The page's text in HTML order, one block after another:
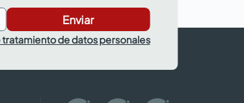
Enviar
tratamiento de datos personales